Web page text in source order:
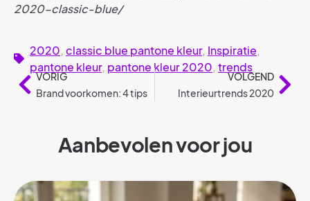
2020-classic-blue/
2020, classic blue pantone kleur, Inspiratie,
pantone kleur, pantone kleur 2020, trends
VORIG
Brand voorkomen: 4 tips
VOLGEND
Interieurtrends 2020
Aanbevolen voor jou